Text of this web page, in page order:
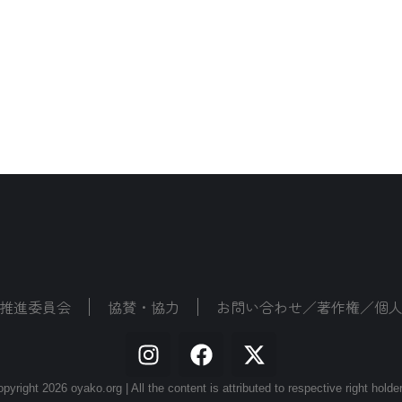
進委員会 協賛・協力 お問い合わせ／著作権／個
2026 oyako.org | All the content is attributed to respective right